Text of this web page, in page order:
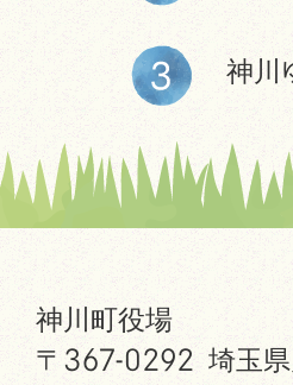
神川
神川町役場
〒367-0292 埼玉県